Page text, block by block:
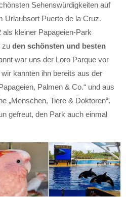
Sehenswürdigkeiten auf
Urlaubsort Puerto de la Cruz.
kleiner Papageien-Park
zuden schönsten und besten
war uns der Loro Parque vor
kannten ihn bereits aus der
Palmen & Co.“ und aus
„Menschen, Tiere & Doktoren“.
gefreut, den Park auch einmal